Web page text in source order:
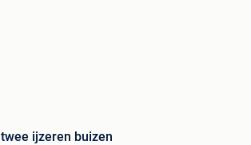
twee ijzeren buizen